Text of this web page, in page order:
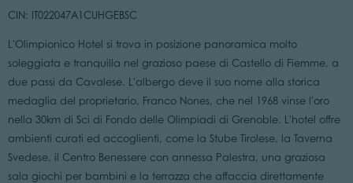
CIN: IT022047A1CUHGEBSC
L'Olimpionico Hotel si trova in posizione panoramica molto
soleggiata e tranquilla nel grazioso paese di Castello di Fiemme, a
due passi da Cavalese. L'albergo deve il suo nome alla storica
medaglia del proprietario, Franco Nones, che nel 1968 vinse l'oro
nella 30km di Sci di Fondo delle Olimpiadi di Grenoble. L'hotel offre
ambienti curati ed accoglienti, come la Stube Tirolese, la Taverna
Svedese, il Centro Benessere con annessa Palestra, una graziosa
sala giochi per bambini e la terrazza che affaccia direttamente